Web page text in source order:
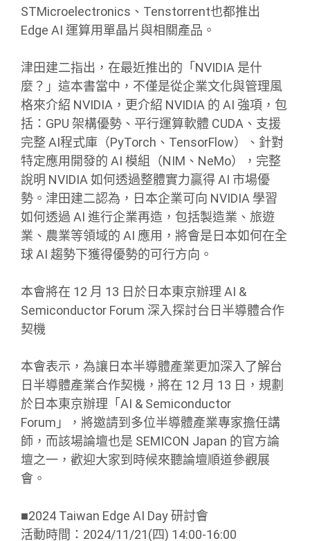
STMicroelectronics、Tenstorrent也都推出
Edge AI 運算用單晶片與相關產品。
津田建二指出，在最近推出的「NVIDIA 是什
麼？」這本書當中，不僅是從企業文化與管理風
格來介紹 NVIDIA，更介紹 NVIDIA 的 AI 強項，包
括：GPU 架構優勢、平行運算軟體 CUDA、支援
完整 AI程式庫（PyTorch、TensorFlow）、針對
特定應用開發的 AI 模組（NIM、NeMo），完整
說明 NVIDIA 如何透過整體實力贏得 AI 市場優
勢。津田建二認為，日本企業可向 NVIDIA 學習
如何透過 AI 進行企業再造，包括製造業、旅遊
業、農業等領域的 AI 應用，將會是日本如何在全
球 AI 趨勢下獲得優勢的可行方向。
本會將在 12 月 13 日於日本東京辦理 AI &
Semiconductor Forum 深入探討台日半導體合作
契機
本會表示，為讓日本半導體產業更加深入了解台
日半導體產業合作契機，將在 12 月 13 日，規劃
於日本東京辦理「AI & Semiconductor
Forum」，將邀請到多位半導體產業專家擔任講
師，而該場論壇也是 SEMICON Japan 的官方論
壇之一，歡迎大家到時候來聽論壇順道參觀展
會。
■2024 Taiwan Edge AI Day 研討會
活動時間：2024/11/21(四) 14:00-16:00